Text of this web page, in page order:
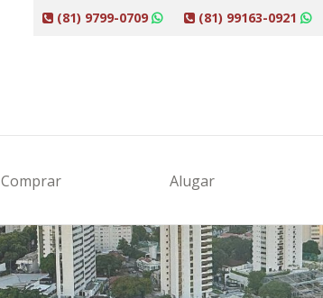
(81) 9799-0709 (81) 99163-0921
Comprar Alugar